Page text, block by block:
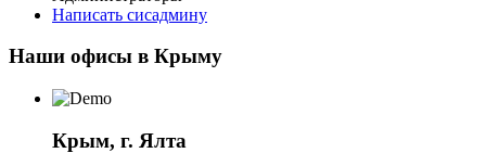
Написать сисадмину
Наши офисы в Крыму
Крым, г. Ялта